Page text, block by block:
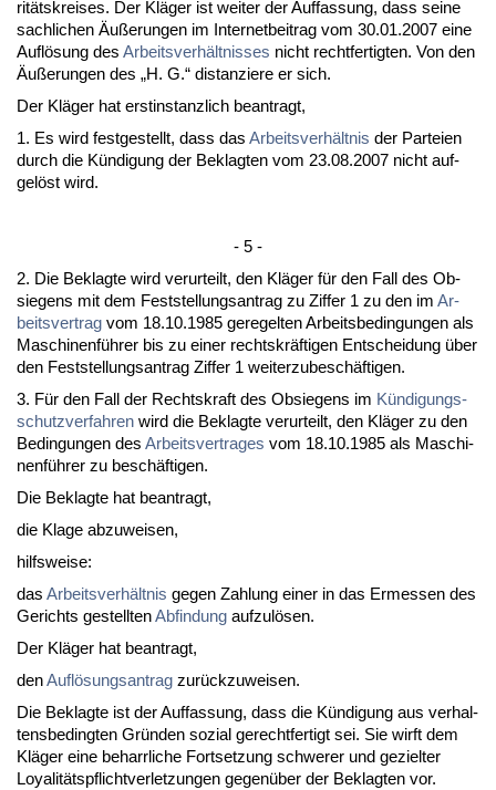
ritäts­krei­ses. Der Kläger ist wei­ter der Auf­fas­sung, dass sei­ne
sach­li­chen Äußerun­gen im In­ter­net­bei­trag vom 30.01.2007 ei­ne
Auflösung des Ar­beits­verhält­nis­ses nicht recht­fer­tig­ten. Von den
Äußerun­gen des „H. G.“ dis­tan­zie­re er sich.
Der Kläger hat erst­in­stanz­lich be­an­tragt,
1. Es wird fest­ge­stellt, dass das Ar­beits­verhält­nis der Par­tei­en
durch die Kündi­gung der Be­klag­ten vom 23.08.2007 nicht auf­
gelöst wird.
- 5 -
2. Die Be­klag­te wird ver­ur­teilt, den Kläger für den Fall des Ob­
sie­gens mit dem Fest­stel­lungs­an­trag zu Zif­fer 1 zu den im Ar­
beits­ver­trag vom 18.10.1985 ge­re­gel­ten Ar­beits­be­din­gun­gen als
Ma­schi­nenführer bis zu ei­ner rechts­kräfti­gen Ent­schei­dung über
den Fest­stel­lungs­an­trag Zif­fer 1 wei­ter­zu­beschäfti­gen.
3. Für den Fall der Rechts­kraft des Ob­sie­gens im Kündi­gungs­
schutz­ver­fah­ren wird die Be­klag­te ver­ur­teilt, den Kläger zu den
Be­din­gun­gen des Ar­beits­ver­tra­ges vom 18.10.1985 als Ma­schi­
nenführer zu beschäfti­gen.
Die Be­klag­te hat be­an­tragt,
die Kla­ge ab­zu­wei­sen,
hilfs­wei­se:
das Ar­beits­verhält­nis ge­gen Zah­lung ei­ner in das Er­mes­sen des
Ge­richts ge­stell­tenAb­fin­dung auf­zulösen.
Der Kläger hat be­an­tragt,
denAuflösungs­an­trag zurück­zu­wei­sen.
Die Be­klag­te ist der Auf­fas­sung, dass die Kündi­gung aus ver­hal­
tens­be­ding­ten Gründen so­zi­al ge­recht­fer­tigt sei. Sie wirft dem
Kläger ei­ne be­harr­li­che Fort­set­zung schwe­rer und ge­ziel­ter
Loya­litäts­pflicht­ver­let­zun­gen ge­genüber der Be­klag­ten vor.